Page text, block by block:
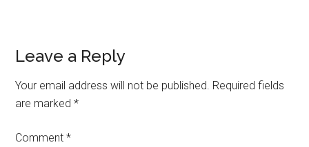
Leave a Reply
Your email address will not be published. Required fields
are marked*
Comment*